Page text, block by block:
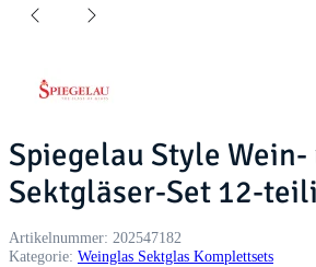
Spiegelau Style Wein-
Sektgläser-Set 12-
Artikelnummer: 202547182
Kategorie: Weinglas Sektglas Komplettsets